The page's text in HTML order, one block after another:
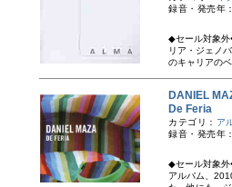
録音・発売年
◆セール対象外
リア・ジェノ
のキャリアの
DANIEL
De Feria
カテゴリ： ア
録音・発売年
◆セール対象外
アルバム、